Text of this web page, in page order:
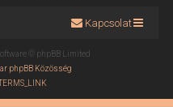
Kapcsolat
© phpBB Limited
phpBB Közösség
TERMS_LINK